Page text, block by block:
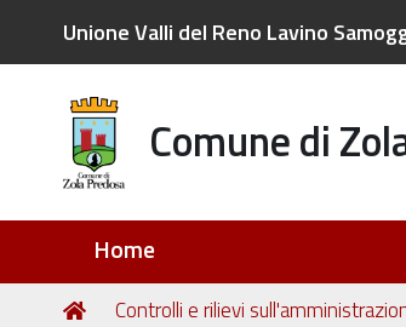
Unione Valli del Reno Lavino
Comune di
Home
Tu
Home
Controlli e rilievi